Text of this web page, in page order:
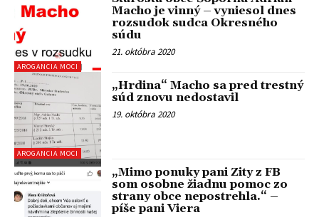
AROGANCIA MOCI
Macho je vinný – vyniesol dnes
rozsudok sudca Okresného
súdu
21. októbra 2020
AROGANCIA MOCI
„Hrdina“ Macho sa pred trestný
súd znovu nedostavil
19. októbra 2020
„Mimo ponuky pani Zity z FB
som osobne žiadnu pomoc zo
strany obce nepostrehla.“ –
píše pani Viera